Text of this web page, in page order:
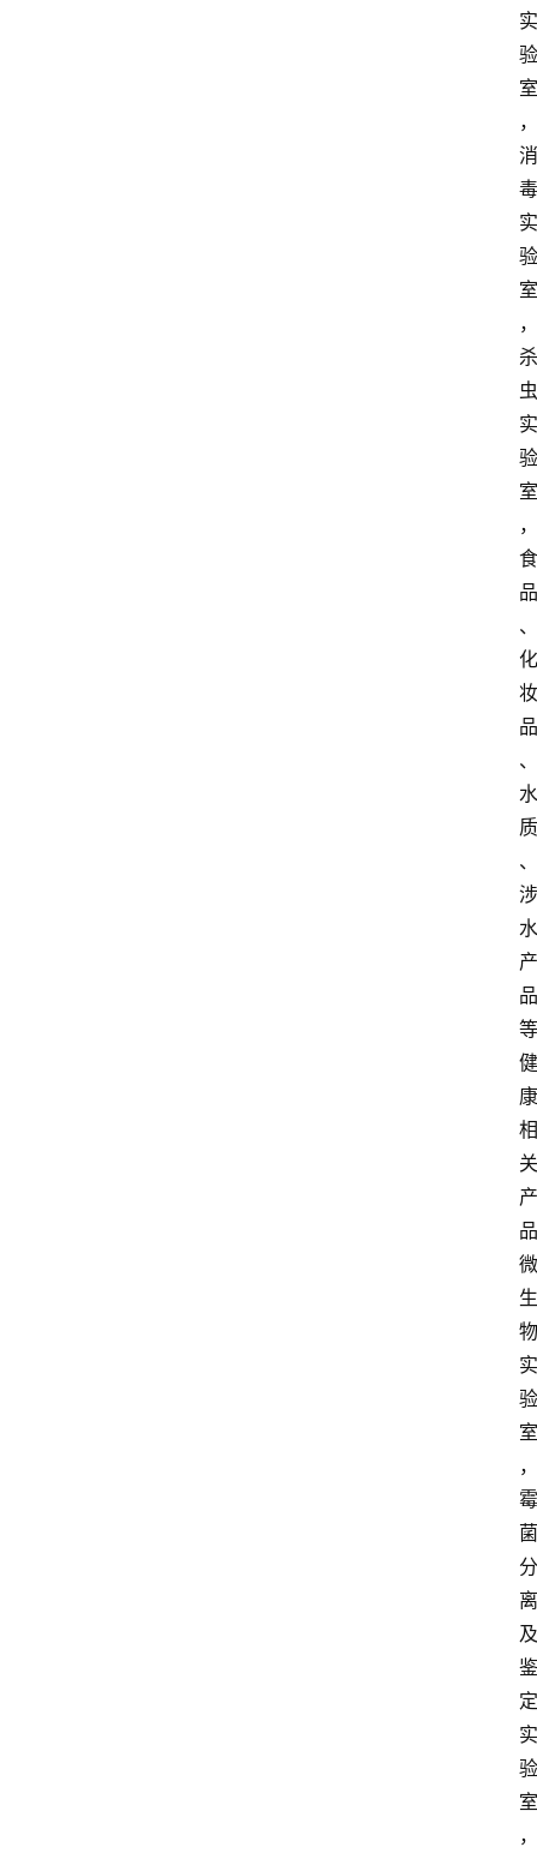
实
验
室
，
消
毒
实
验
室
，
杀
虫
实
验
室
，
食
品
、
化
妆
品
、
水
质
、
涉
水
产
品
等
健
康
相
关
产
品
微
生
物
实
验
室
，
霉
菌
分
离
及
鉴
定
实
验
室
，